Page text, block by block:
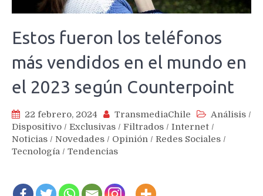
Estos fueron los teléfonos
más vendidos en el mundo en
el 2023 según Counterpoint
22 febrero, 2024 TransmediaChile Análisis /
Dispositivo / Exclusivas / Filtrados / Internet /
Noticias / Novedades / Opinión / Redes Sociales /
Tecnología / Tendencias